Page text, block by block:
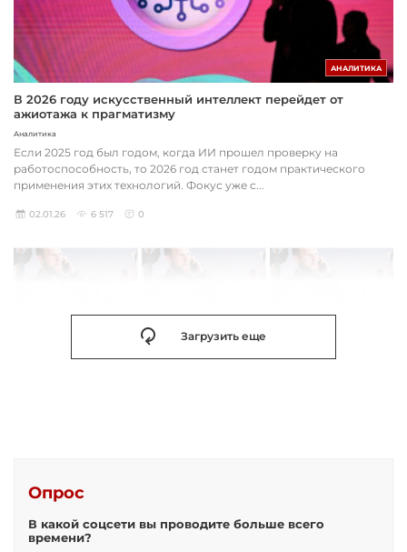
АНАЛИТИКА
В 2026 году искусственный интеллект перейдет от
ажиотажа к прагматизму
Аналитика
Если 2025 год был годом, когда ИИ прошел проверку на
работоспособность, то 2026 год станет годом практического
применения этих технологий. Фокус уже с...
02.01.26 6 517 0
Загрузить еще
Опрос
В какой соцсети вы проводите больше всего
времени?